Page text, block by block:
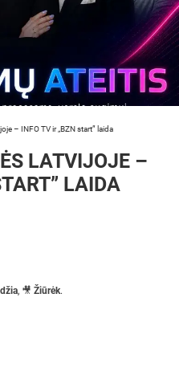
– INFO TV ir „BZN start” laida
LATVIJOJE –
LAIDA
, 🎥 Žiūrėk.